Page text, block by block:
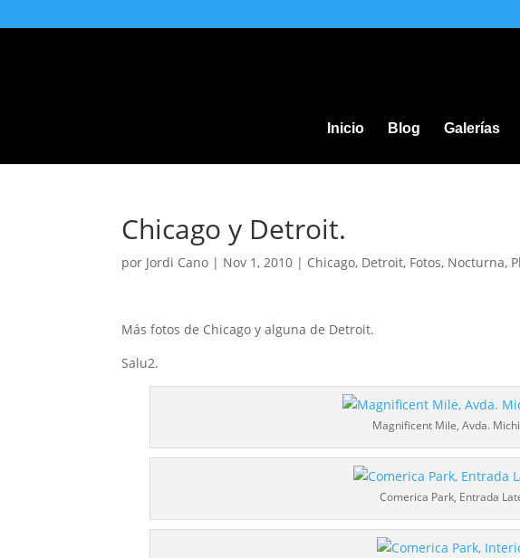
Inicio Blog Galerías
Chicago y Detroit.
por Jordi Cano | Nov 1, 2010 | Chicago, Detroit, Fotos, Nocturna,
Más fotos de Chicago y alguna de Detroit.
Salu2.
Magnificent Mile, Avda.
Comerica Park, Entrada